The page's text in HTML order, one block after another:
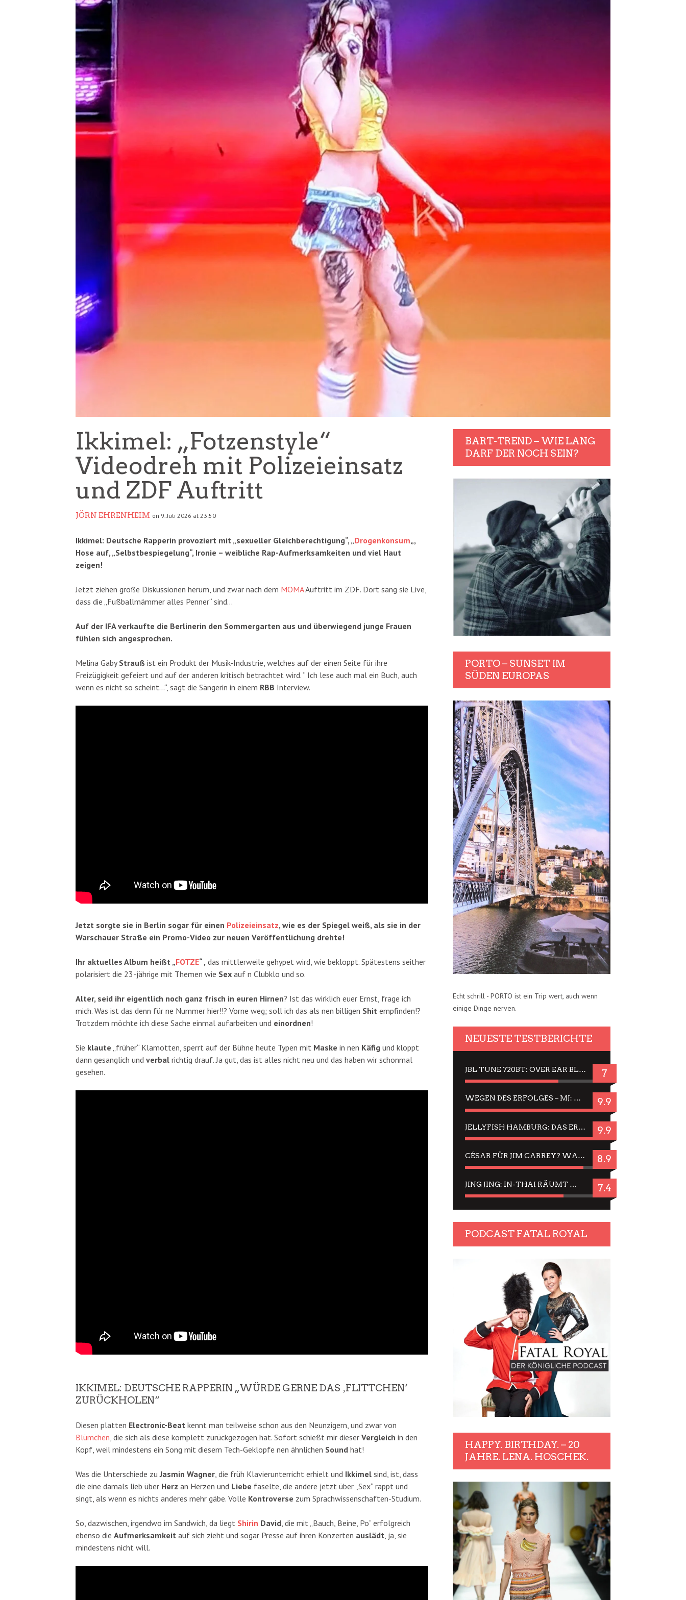
Ikkimel: „Fotzenstyle“
Videodreh mit Polizeieinsatz
und ZDF Auftritt
JÖRN EHRENHEIM on 9. Juli 2026 at 23:50
Ikkimel: Deutsche Rapperin provoziert mit „sexueller Gleichberechtigung“, „Drogenkonsum„,
Hose auf, „Selbstbespiegelung“, Ironie – weibliche Rap-Aufmerksamkeiten und viel Haut
zeigen!
Jetzt ziehen große Diskussionen herum, und zwar nach dem MOMAAuftritt im ZDF. Dort sang sie Live,
dass die „Fußballmämmer alles Penner“ sind…
Auf der IFA verkaufte die Berlinerin den Sommergarten aus und überwiegend junge Frauen
fühlen sich angesprochen.
Melina GabyStrauß ist ein Produkt der Musik-Industrie, welches auf der einen Seite für ihre
Freizügigkeit gefeiert und auf der anderen kritisch betrachtet wird. “ Ich lese auch mal ein Buch, auch
wenn es nicht so scheint…“, sagt die Sängerin in einem RBB Interview.
Jetzt sorgte sie in Berlin sogar für einen Polizeieinsatz, wie es der Spiegel weiß, als sie in der
Warschauer Straße ein Promo-Video zur neuen Veröffentlichung drehte!
Ihr aktuelles Album heißt „FOTZE“ , das mittlerweile gehypet wird, wie bekloppt. Spätestens seither
polarisiert die 23-jährige mit Themen wie Sex auf n Clubklo und so.
Alter, seid ihr eigentlich noch ganz frisch in euren Hirnen? Ist das wirklich euer Ernst, frage ich
mich. Was ist das denn für ne Nummer hier!!? Vorne weg; soll ich das als nen billigen Shit empfinden!?
Trotzdem möchte ich diese Sache einmal aufarbeiten und einordnen!
Sie klaute „früher“ Klamotten, sperrt auf der Bühne heute Typen mit Maske in nen Käfig und kloppt
dann gesanglich und verbal richtig drauf. Ja gut, das ist alles nicht neu und das haben wir schonmal
gesehen.
IKKIMEL: DEUTSCHE RAPPERIN „WÜRDE GERNE DAS ‚FLITTCHEN‘
ZURÜCKHOLEN“
Diesen platten Electronic-Beat kennt man teilweise schon aus den Neunzigern, und zwar von
Blümchen, die sich als diese komplett zurückgezogen hat. Sofort schießt mir dieser Vergleich in den
Kopf, weil mindestens ein Song mit diesem Tech-Geklopfe nen ähnlichen Sound hat!
Was die Unterschiede zuJasmin Wagner, die früh Klavierunterricht erhielt und Ikkimel sind, ist, dass
die eine damals lieb über Herz an Herzen und Liebe faselte, die andere jetzt über „Sex“ rappt und
singt, als wenn es nichts anderes mehr gäbe. Volle Kontroverse zum Sprachwissenschaften-Studium.
So, dazwischen, irgendwo im Sandwich, da liegt Shirin David, die mit „Bauch, Beine, Po“ erfolgreich
ebenso die Aufmerksamkeit auf sich zieht und sogar Presse auf ihren Konzerten auslädt, ja, sie
mindestens nicht will.
BART-TREND – WIE LANG
DARF DER NOCH SEIN?
PORTO – SUNSET IM
SÜDEN EUROPAS
Echt schrill - PORTO ist ein Trip wert, auch wenn
einige Dinge nerven.
NEUESTE TESTBERICHTE
JBL TUNE 720BT: OVER EAR BLUETOOTH KOPFHÖRER UM DIE 50,-€ IM DAUER-TEST 7
WEGEN DES ERFOLGES – MJ: MICHAEL JACKSON MUSICAL IN EINER MATINEE SEHEN 9.9
JELLYFISH HAMBURG: DAS ERFOLGREICHE SOMMER-MENÜ 2025 IN GEFÜHLEN UND BILDERN 9.9
CÉSAR FÜR JIM CARREY? WARUM DAS EINER DER NERVIGSTEN ACTORS IST UND BLEIBT 8.9
JING JING: IN-THAI RÄUMT WIEDER TITEL AB – EIN ZWEI-STUNDEN-ERLEBNISBERICHT 7.4
PODCAST FATAL ROYAL
HAPPY. BIRTHDAY. – 20
JAHRE. LENA. HOSCHEK.